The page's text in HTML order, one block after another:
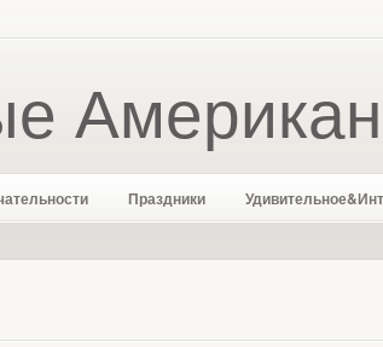
Праздники